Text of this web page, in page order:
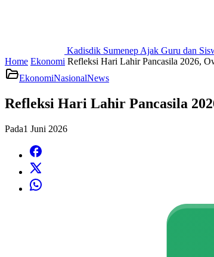
Kadisdik Sumenep Ajak Guru dan
Home Ekonomi Refleksi Hari Lahir Pancasila 2026,
EkonomiNasionalNews
Refleksi Hari Lahir Pancasila
Pada1 Juni 2026